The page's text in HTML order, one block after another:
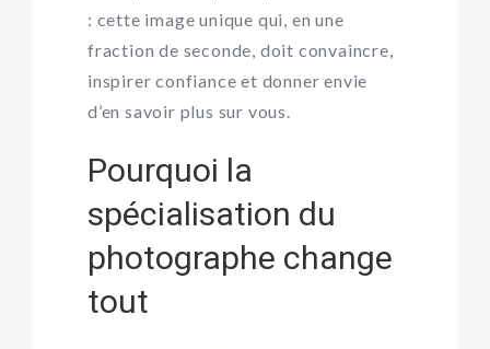
: cette image unique qui, en une
fraction de seconde, doit convaincre,
inspirer confiance et donner envie
d’en savoir plus sur vous.
Pourquoi la
spécialisation du
photographe change
tout